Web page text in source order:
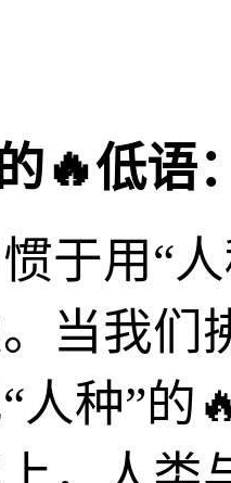
🔥低语
于用“
当我们
人种”的